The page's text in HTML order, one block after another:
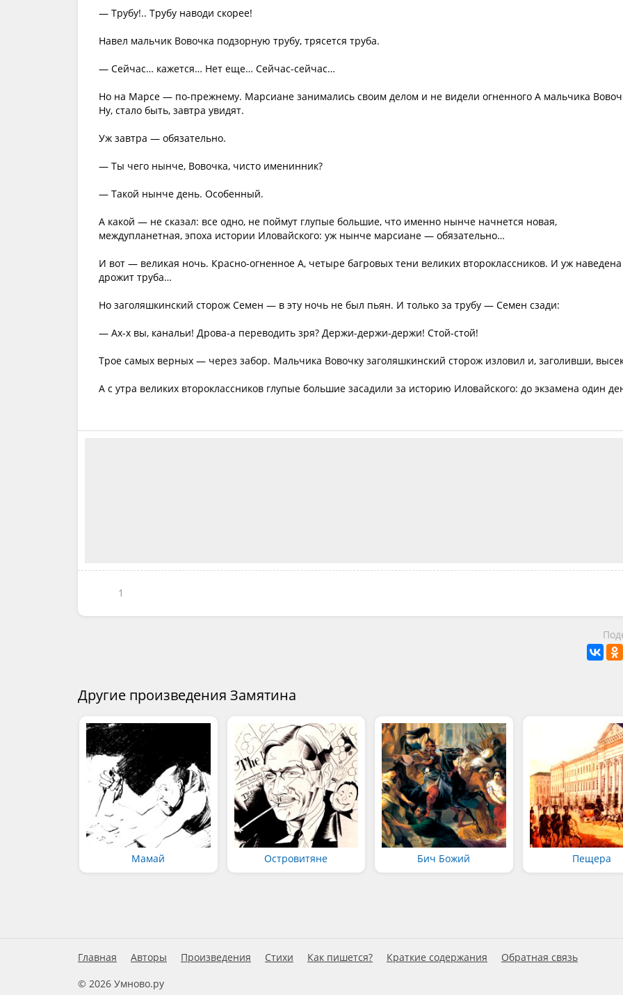
— Трубу!.. Трубу наводи скорее!
Навел мальчик Вовочка подзорную трубу, трясется труба.
— Сейчас… кажется… Нет еще… Сейчас-сейчас…
Но на Марсе — по-прежнему. Марсиане занимались своим делом и не видели огненного А мальчика
Ну, стало быть, завтра увидят.
Уж завтра — обязательно.
— Ты чего нынче, Вовочка, чисто именинник?
— Такой нынче день. Особенный.
А какой — не сказал: все одно, не поймут глупые большие, что именно нынче начнется новая,
междупланетная, эпоха истории Иловайского: уж нынче марсиане — обязательно…
И вот — великая ночь. Красно-огненное А, четыре багровых тени великих второклассников. И уж
дрожит труба…
Но заголяшкинский сторож Семен — в эту ночь не был пьян. И только за трубу — Семен сзади:
— Ах-х вы, канальи! Дрова-а переводить зря? Держи-держи-держи! Стой-стой!
Трое самых верных — через забор. Мальчика Вовочку заголяшкинский сторож изловил и, заголивши,
А с утра великих второклассников глупые большие засадили за историю Иловайского: до экзамена один
1
Другие произведения Замятина
Мамай Островитяне Бич Божий Пещера
Главная Авторы Произведения Стихи Как пишется? Краткие содержания
Обратная связь
© 2026 Умново.ру